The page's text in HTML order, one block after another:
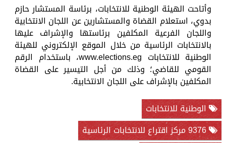
وأتاحت الهيئة الوطنية للانتخابات، برئاسة المستشار حازم
بدوي، استعلام القضاة والمستشارين عن اللجان الانتخابية
واللجان الفرعية المكلفين برئاستها والإشراف عليها
بالانتخابات الرئاسية من خلال الموقع الإلكتروني للهيئة
الوطنية للانتخابات www.elections.eg، باستخدام الرقم
القومي للقاضي؛ وذلك من أجل التيسير على القضاة
المكلفين بالإشراف على اللجان الانتخابية.
الوطنية للانتخابات
9376 مركز اقتراع للانتخابات الرئاسية